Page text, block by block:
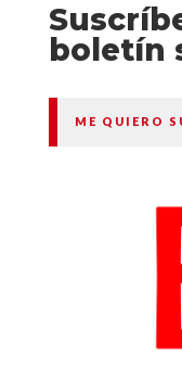
boletín
ME QUIERO